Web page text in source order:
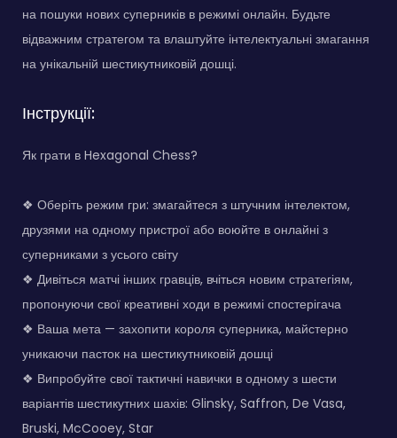
на пошуки нових суперників в режимі онлайн. Будьте
відважним стратегом та влаштуйте інтелектуальні змагання
на унікальній шестикутниковій дошці.
Інструкції:
Як грати в Hexagonal Chess?
❖ Оберіть режим гри: змагайтеся з штучним інтелектом,
друзями на одному пристрої або воюйте в онлайні з
суперниками з усього світу
❖ Дивіться матчі інших гравців, вчіться новим стратегіям,
пропонуючи свої креативні ходи в режимі спостерігача
❖ Ваша мета — захопити короля суперника, майстерно
уникаючи пасток на шестикутниковій дошці
❖ Випробуйте свої тактичні навички в одному з шести
варіантів шестикутних шахів: Glinsky, Saffron, De Vasa,
Bruski, McCooey, Star